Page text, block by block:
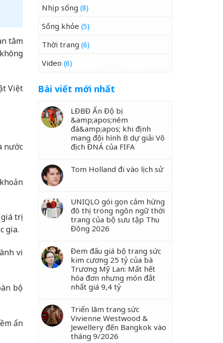
tâm
Việt
nước
trị
gia.
vi
bộ
ẩn
Nhịp sống (8)
Sống khỏe (5)
Thời trang (6)
Video (6)
Bài viết mới nhất
LĐBĐ Ấn Độ bị
&amp;apos;ném
đá&amp;apos; khi định
mang đội hình B dự giải Vô
địch ĐNÁ của FIFA
Tom Holland đi vào lịch sử
UNIQLO gói gọn cảm hứng
đô thị trong ngôn ngữ thời
trang của bộ sưu tập Thu
Đông 2026
Đem đấu giá bộ trang sức
kim cương 25 tỷ của bà
Trương Mỹ Lan: Mất hết
hóa đơn nhưng món đắt
nhất giá 9,4 tỷ
Triển lãm trang sức
Vivienne Westwood &
Jewellery đến Bangkok vào
tháng 9/2026